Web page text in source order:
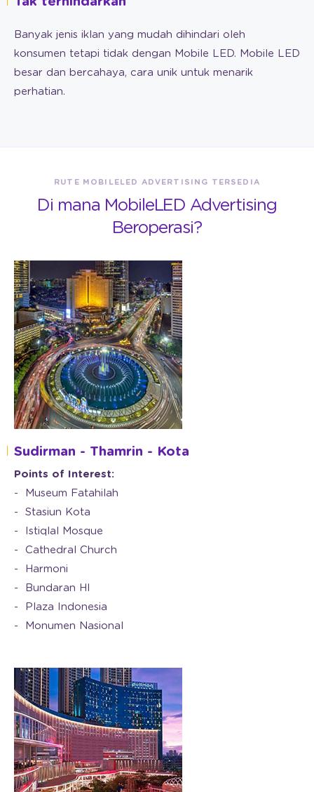
Banyak jenis iklan yang mudah dihindari oleh
konsumen tetapi tidak dengan Mobile LED. Mobile LED
besar dan bercahaya, cara unik untuk menarik
perhatian.
RUTE MOBILELED ADVERTISING TERSEDIA
Di mana MobileLED Advertising
Beroperasi?
Sudirman - Thamrin - Kota
Points of Interest:
Museum Fatahilah
Stasiun Kota
Istiqlal Mosque
Cathedral Church
Harmoni
Bundaran HI
Plaza Indonesia
Monumen Nasional